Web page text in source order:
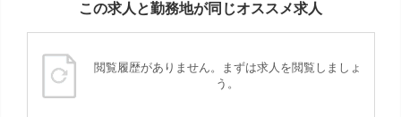
この求人と勤務地が同じオススメ求人
閲覧履歴がありません。まずは求人を閲覧しましょ
う。